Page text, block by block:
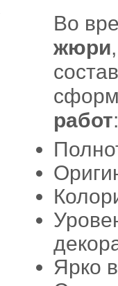
Во
жюри
работ:
Ярко